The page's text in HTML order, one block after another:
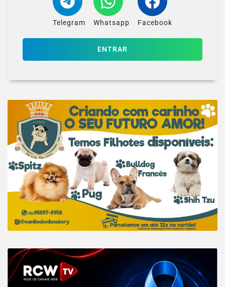
Telegram Whatsapp Facebook
ENTRAR